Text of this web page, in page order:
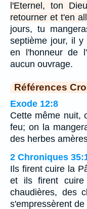
l'Eternel, ton
retourner et t'en
jours, tu
septième jour, il y
en l'honneur de
aucun ouvrage.
Références
Exode 12:8
Cette même nuit,
feu; on la
des herbes
2 Chroniques
Ils firent cuire la
et ils firent cuire
chaudières, des
s'empressèrent